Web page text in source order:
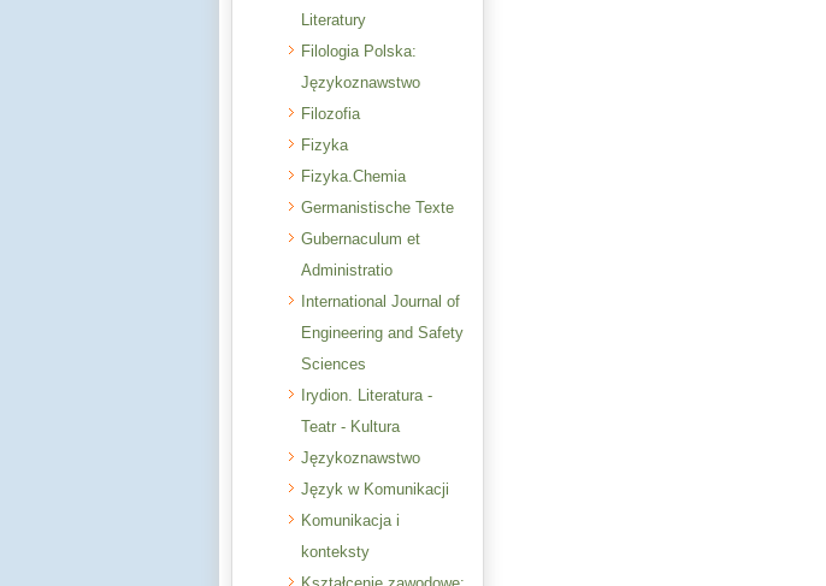
Literatury
Filologia Polska:
Językoznawstwo
Filozofia
Fizyka
Fizyka.Chemia
Germanistische Texte
Gubernaculum et
Administratio
International Journal of
Engineering and Safety
Sciences
Irydion. Literatura -
Teatr - Kultura
Językoznawstwo
Język w Komunikacji
Komunikacja i
konteksty